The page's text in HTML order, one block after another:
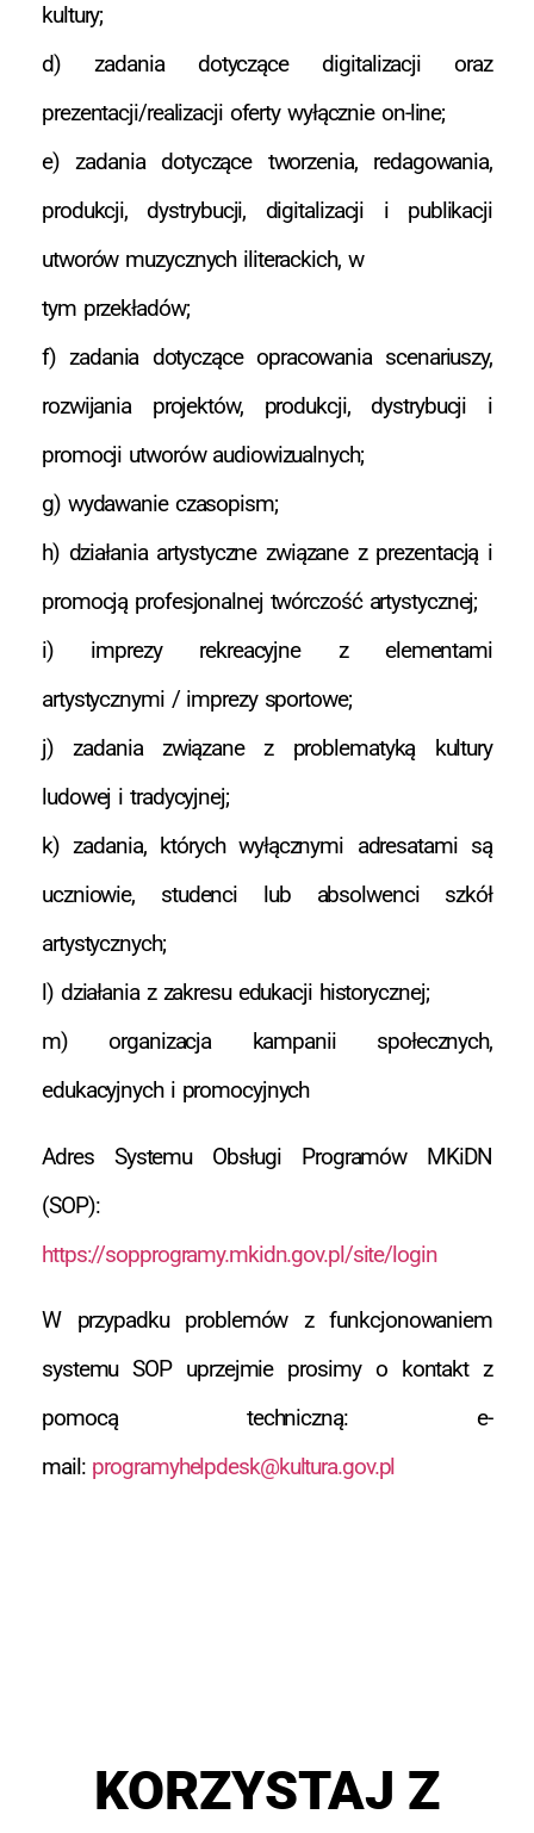
kultury;
d) zadania dotyczące digitalizacji oraz
prezentacji/realizacji oferty wyłącznie on-line;
e) zadania dotyczące tworzenia, redagowania,
produkcji, dystrybucji, digitalizacji i publikacji
utworów muzycznych iliterackich, w
tym przekładów;
f) zadania dotyczące opracowania scenariuszy,
rozwijania projektów, produkcji, dystrybucji i
promocji utworów audiowizualnych;
g) wydawanie czasopism;
h) działania artystyczne związane z prezentacją i
promocją profesjonalnej twórczość artystycznej;
i) imprezy rekreacyjne z elementami
artystycznymi / imprezy sportowe;
j) zadania związane z problematyką kultury
ludowej i tradycyjnej;
k) zadania, których wyłącznymi adresatami są
uczniowie, studenci lub absolwenci szkół
artystycznych;
l) działania z zakresu edukacji historycznej;
m) organizacja kampanii społecznych,
edukacyjnych i promocyjnych
Adres Systemu Obsługi Programów MKiDN
(SOP):
https://sopprogramy.mkidn.gov.pl/site/login
W przypadku problemów z funkcjonowaniem
systemu SOP uprzejmie prosimy o kontakt z
pomocą techniczną: e-
mail: programyhelpdesk@kultura.gov.pl
KORZYSTAJ Z